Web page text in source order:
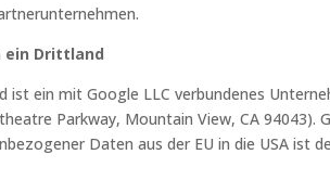
ein Drittland
ist ein mit Google LLC verbundenes
Parkway, Mountain View, CA 94043).
Daten aus der EU in die USA ist